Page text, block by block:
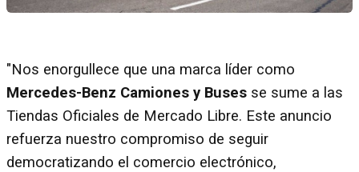
"Nos enorgullece que una marca líder como
Mercedes-Benz Camiones y Buses se sume a las
Tiendas Oficiales de Mercado Libre. Este anuncio
refuerza nuestro compromiso de seguir
democratizando el comercio electrónico,